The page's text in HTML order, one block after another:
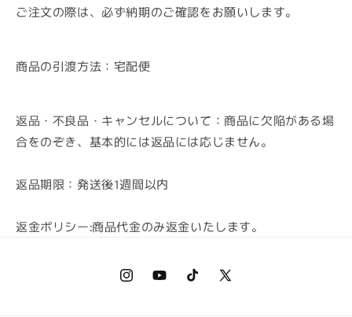
ご注文の際は、必ず納期のご確認をお願いします。
商品の引渡方法：宅配便
返品・不良品・キャンセルについて：商品に欠陥がある場
合をのぞき、基本的には返品には応じません。
返品期限：発送後1週間以内
返金ポリシー:商品代金のみ返金いたします。
InstagramYouTubeTikTok
X